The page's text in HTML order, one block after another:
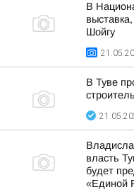
В
Шойгу
В Туве
власть
будет
«Единой